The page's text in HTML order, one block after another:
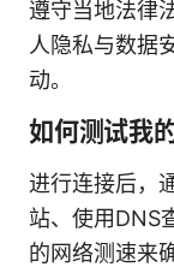
遵守当地法律
人隐私与数据
动。
如何测试我
进行连接后，
站、使用DNS
的网络测速来